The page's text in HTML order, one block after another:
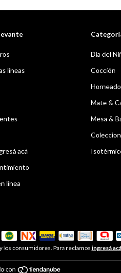
líneas
acá
línea
Dia del
Cocción
Mate &
Mesa &
los consumidores. Para reclamos ingresá